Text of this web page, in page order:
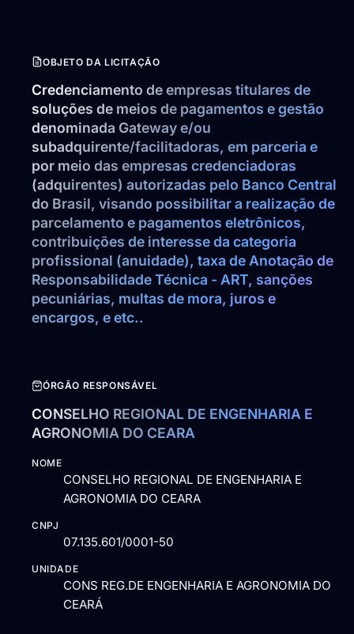
OBJETO DA LICITAÇÃO
Credenciamento de empresas titulares de
soluções de meios de pagamentos e gestão
denominada Gateway e/ou
subadquirente/facilitadoras, em parceria e
por meio das empresas credenciadoras
(adquirentes) autorizadas pelo Banco Central
do Brasil, visando possibilitar a realização de
parcelamento e pagamentos eletrônicos,
contribuições de interesse da categoria
profissional (anuidade), taxa de Anotação de
Responsabilidade Técnica - ART, sanções
pecuniárias, multas de mora, juros e
encargos, e etc..
ÓRGÃO RESPONSÁVEL
CONSELHO REGIONAL DE ENGENHARIA E
AGRONOMIA DO CEARA
NOME
CONSELHO REGIONAL DE ENGENHARIA E
AGRONOMIA DO CEARA
CNPJ
07.135.601/0001-50
UNIDADE
CONS REG.DE ENGENHARIA E AGRONOMIA DO
CEARÁ